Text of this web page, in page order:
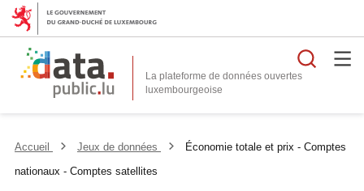
La plateforme de données ouvertes
Accueil Jeux de données
Économie totale et prix - Comptes
nationaux - Comptes satellites